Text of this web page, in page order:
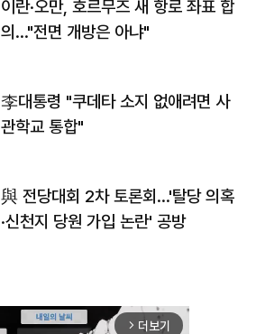
이란·오만, 호르무즈 새 항로 좌표 합
의…"전면 개방은 아냐"
李대통령 "쿠데타 소지 없애려면 사
관학교 통합"
與 전당대회 2차 토론회…'탈당 의혹
·신천지 당원 가입 논란' 공방
arrow_forward_ios 더보기